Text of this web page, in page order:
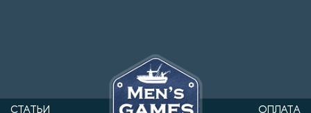
СТАТЬИ ОПЛАТА